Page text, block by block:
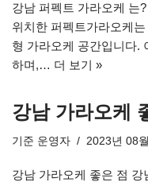
강남 퍼펙트 가라오케 는
위치한 퍼펙트가라오케
형 가라오케 공간입니다.
하며,… 더 보기 »
강남 가라오케
기준 운영자 2023년 08
강남 가라오케 좋은 점